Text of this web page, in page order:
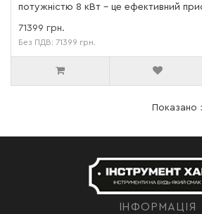
потужністю 8 кВт - це ефективний
71399 грн.
Без ПДВ: 71399 грн.
Показано
ІНФОРМАЦІЯ